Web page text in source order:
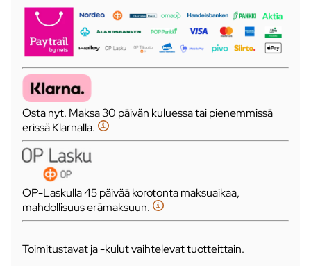
Osta nyt. Maksa 30 päivän kuluessa tai pienemmissä
erissä Klarnalla.
OP-Laskulla 45 päivää korotonta maksuaikaa,
mahdollisuus erämaksuun.
Toimitustavat ja -kulut vaihtelevat tuotteittain.